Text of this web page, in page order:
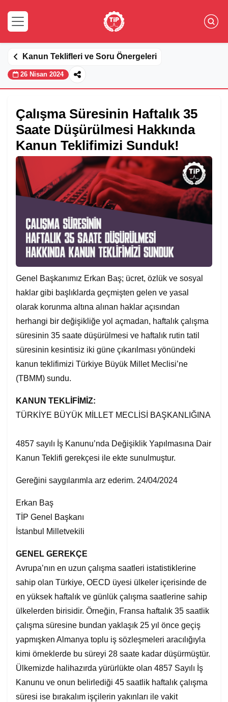
Kanun Teklifleri ve Soru Önergeleri
26 Nisan 2024
Çalışma Süresinin Haftalık 35
Saate Düşürülmesi Hakkında
Kanun Teklifimizi Sunduk!
Genel Başkanımız Erkan Baş; ücret, özlük ve sosyal
haklar gibi başlıklarda geçmişten gelen ve yasal
olarak korunma altına alınan haklar açısından
herhangi bir değişikliğe yol açmadan, haftalık çalışma
süresinin 35 saate düşürülmesi ve haftalık rutin tatil
süresinin kesintisiz iki güne çıkarılması yönündeki
kanun teklifimizi Türkiye Büyük Millet Meclisi’ne
(TBMM) sundu.
KANUN TEKLİFİMİZ:
TÜRKİYE BÜYÜK MİLLET MECLİSİ BAŞKANLIĞINA
4857 sayılı İş Kanunu’nda Değişiklik Yapılmasına Dair
Kanun Teklifi gerekçesi ile ekte sunulmuştur.
Gereğini saygılarımla arz ederim. 24/04/2024
Erkan Baş
TİP Genel Başkanı
İstanbul Milletvekili
GENEL GEREKÇE
Avrupa’nın en uzun çalışma saatleri istatistiklerine
sahip olan Türkiye, OECD üyesi ülkeler içerisinde de
en yüksek haftalık ve günlük çalışma saatlerine sahip
ülkelerden birisidir. Örneğin, Fransa haftalık 35 saatlik
çalışma süresine bundan yaklaşık 25 yıl önce geçiş
yapmışken Almanya toplu iş sözleşmeleri aracılığıyla
kimi örneklerde bu süreyi 28 saate kadar düşürmüştür.
Ülkemizde halihazırda yürürlükte olan 4857 Sayılı İş
Kanunu ve onun belirlediği 45 saatlik haftalık çalışma
süresi ise bırakalım işçilerin yakınları ile vakit